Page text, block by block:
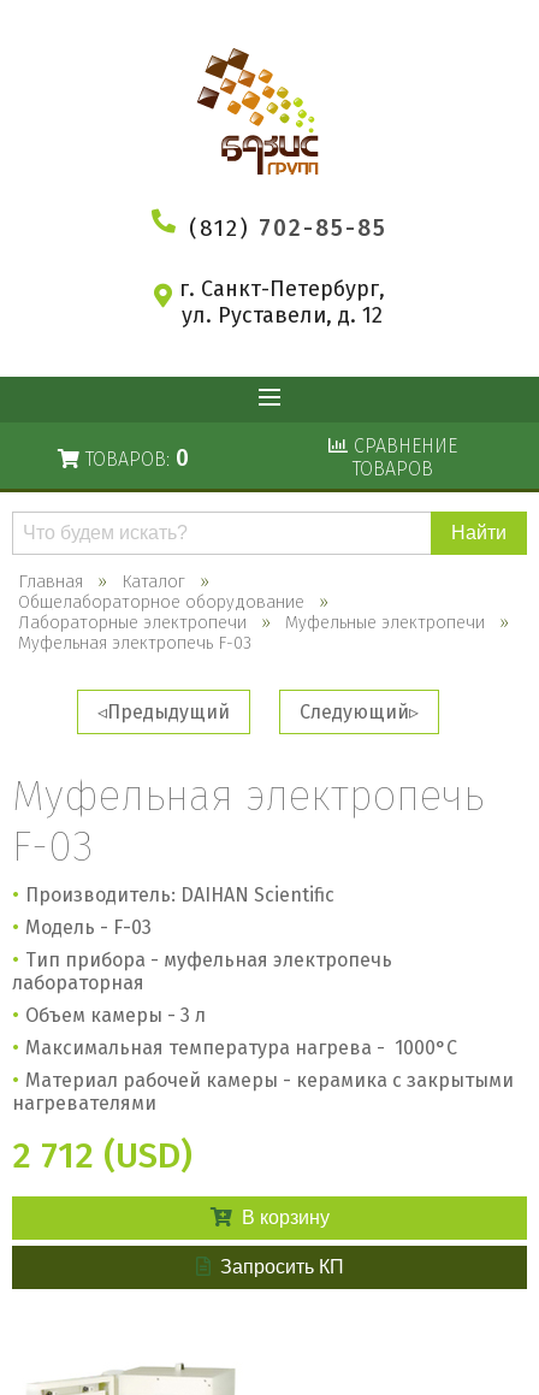
(812) 702-85-85
г. Санкт-Петербург,
ул. Руставели, д. 12
ТОВАРОВ: 0
СРАВНЕНИЕ
ТОВАРОВ
Поиск
каталогу
Главная
Каталог
Общелабораторное оборудование
Лабораторные электропечи
Муфельные электропечи
Муфельная электропечь F-03
Предыдущий Следующий
Муфельная электропечь
F-03
Производитель: DAIHAN Scientific
Модель - F-03
Тип прибора - муфельная электропечь
лабораторная
Объем камеры - 3 л
Максимальная температура нагрева - 1000°C
Материал рабочей камеры - керамика с закрытыми
нагревателями
2 712 (USD)
В корзину
Запросить КП